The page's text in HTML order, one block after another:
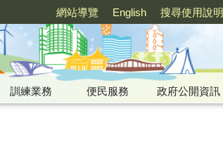
網站導覽 English 搜尋使用說明
訓練業務 便民服務
政府公開資訊